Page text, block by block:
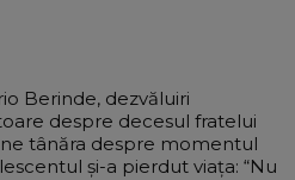
Berinde, dezvăluiri
despre decesul fratelui
tânăra despre momentul
și-a pierdut viața: “Nu